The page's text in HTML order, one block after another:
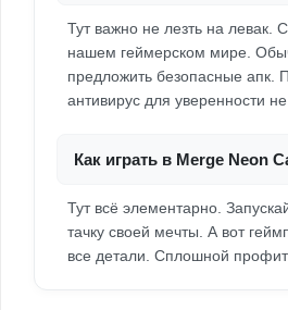
Тут важно не лезть на левак.
нашем геймерском мире.
предложить безопасные апк.
антивирус для уверенности
Как играть в Merge Neon
Тут всё элементарно.
тачку своей мечты. А вот
все детали. Сплошной